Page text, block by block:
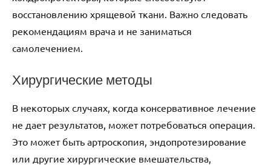
восстановлению хрящевой ткани. Важно следовать
рекомендациям врача и не заниматься
самолечением.
Хирургические методы
В некоторых случаях, когда консервативное лечение
не дает результатов, может потребоваться операция.
Это может быть артроскопия, эндопротезирование
или другие хирургические вмешательства,